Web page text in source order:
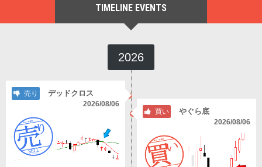
TIMELINE EVENTS
2026
売り デッドクロス
2026/08/06
買い やぐら底
2026/08/06